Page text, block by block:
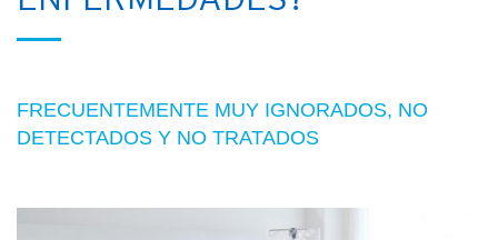
FRECUENTEMENTE MUY IGNORADOS, NO
DETECTADOS Y NO TRATADOS